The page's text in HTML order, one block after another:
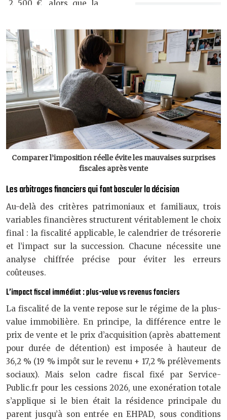
Comparer l’imposition réelle évite les mauvaises surprises
fiscales après vente
Les arbitrages financiers qui font basculer la décision
Au-delà des critères patrimoniaux et familiaux, trois
variables financières structurent véritablement le choix
final : la fiscalité applicable, le calendrier de trésorerie
et l’impact sur la succession. Chacune nécessite une
analyse chiffrée précise pour éviter les erreurs
coûteuses.
L’impact fiscal immédiat : plus-value vs revenus fonciers
La fiscalité de la vente repose sur le régime de la plus-
value immobilière. En principe, la différence entre le
prix de vente et le prix d’acquisition (après abattement
pour durée de détention) est imposée à hauteur de
36,2 % (19 % impôt sur le revenu + 17,2 % prélèvements
sociaux). Mais selon cadre fiscal fixé par Service-
Public.fr pour les cessions 2026, une exonération totale
s’applique si le bien était la résidence principale du
parent jusqu’à son entrée en EHPAD, sous conditions